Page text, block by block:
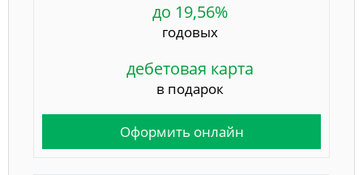
до 19,56%
годовых
дебетовая карта
в подарок
Оформить онлайн